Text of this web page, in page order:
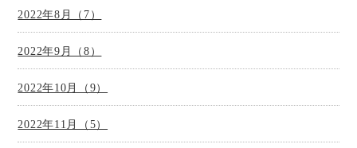
2022年8月（7）
2022年9月（8）
2022年10月（9）
2022年11月（5）